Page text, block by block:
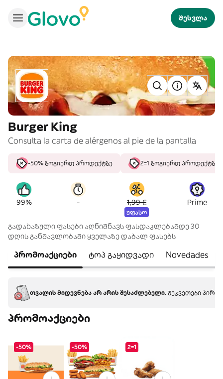
შესვლა
Burger King
Consulta la carta de alérgenos al pie de la pantalla
-50% ზოგიერთ პროდუქტზე 2=1 ზოგიერთ პროდუქტზე
99% - 1,99 €
უფასო
Prime
გადახაზული ფასები აღნიშნავს ფასდაკლებამდე 30
დღის განმავლობაში ყველაზე დაბალ ფასებს
პრომოაქციები ტოპ გაყიდვადი Novedades
თვალის მიდევნება არ არის შესაძლებელი. შეკვეთები
პრომოაქციები
-50% -50% 2=1